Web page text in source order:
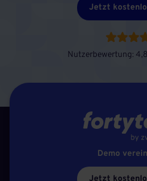
Jetzt
Nutzerbewertung:
Demo
Jetzt